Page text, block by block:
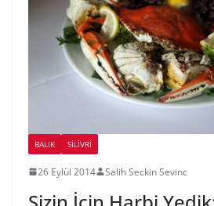
BALIK SILIVRI
26 Eylül 2014 Salih Seckin Sevinc